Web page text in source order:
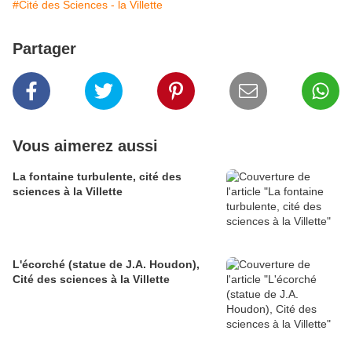
#Cité des Sciences - la Villette
Partager
Vous aimerez aussi
La fontaine turbulente, cité des
sciences à la Villette
L'écorché (statue de J.A. Houdon),
Cité des sciences à la Villette